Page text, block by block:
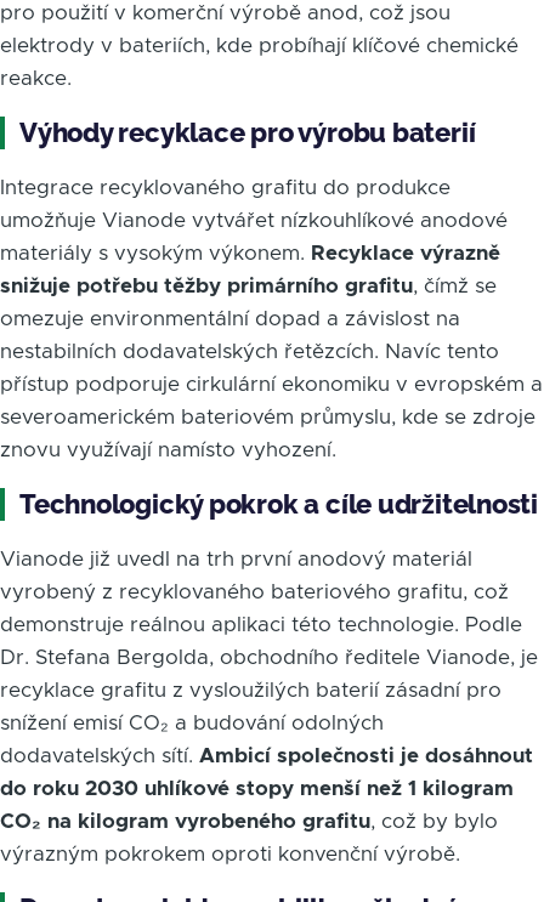
pro použití v komerční výrobě anod, což jsou
elektrody v bateriích, kde probíhají klíčové chemické
reakce.
Výhody recyklace pro výrobu baterií
Integrace recyklovaného grafitu do produkce
umožňuje Vianode vytvářet nízkouhlíkové anodové
materiály s vysokým výkonem. Recyklace výrazně
snižuje potřebu těžby primárního grafitu, čímž se
omezuje environmentální dopad a závislost na
nestabilních dodavatelských řetězcích. Navíc tento
přístup podporuje cirkulární ekonomiku v evropském a
severoamerickém bateriovém průmyslu, kde se zdroje
znovu využívají namísto vyhození.
Technologický pokrok a cíle udržitelnosti
Vianode již uvedl na trh první anodový materiál
vyrobený z recyklovaného bateriového grafitu, což
demonstruje reálnou aplikaci této technologie. Podle
Dr. Stefana Bergolda, obchodního ředitele Vianode, je
recyklace grafitu z vysloužilých baterií zásadní pro
snížení emisí CO₂ a budování odolných
dodavatelských sítí. Ambicí společnosti je dosáhnout
do roku 2030 uhlíkové stopy menší než 1 kilogram
CO₂ na kilogram vyrobeného grafitu, což by bylo
výrazným pokrokem oproti konvenční výrobě.